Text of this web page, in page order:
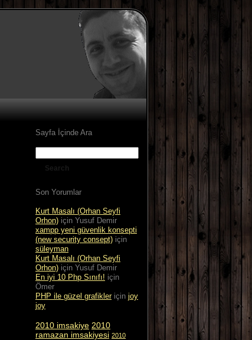
Sayfa İçinde Ara
Son Yorumlar
Kurt Masalı (Orhan Seyfi
Orhon) için Yusuf Demir
xampp yeni güvenlik konsepti
(new security consept) için
süleyman
Kurt Masalı (Orhan Seyfi
Orhon) için Yusuf Demir
En iyi 10 Php Sınıfı! için
Ömer
PHP ile güzel grafikleriçin joy
joy
2010 imsakiye 2010
ramazan imsakiyesi 2010